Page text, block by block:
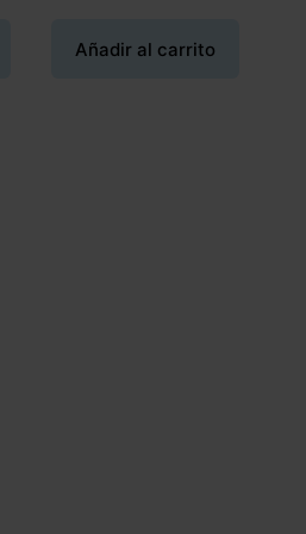
Añadir al carrito